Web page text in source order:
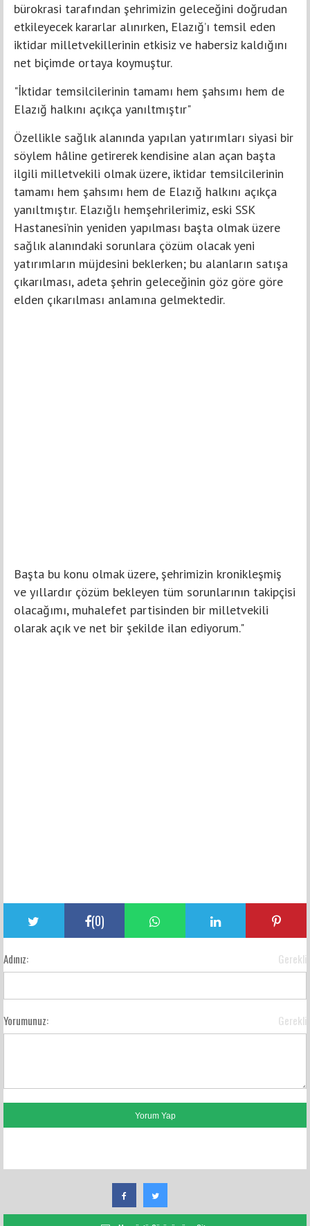
bürokrasi tarafından şehrimizin geleceğini doğrudan
etkileyecek kararlar alınırken, Elazığ’ı temsil eden
iktidar milletvekillerinin etkisiz ve habersiz kaldığını
net biçimde ortaya koymuştur.
"İktidar temsilcilerinin tamamı hem şahsımı hem de
Elazığ halkını açıkça yanıltmıştır"
Özellikle sağlık alanında yapılan yatırımları siyasi bir
söylem hâline getirerek kendisine alan açan başta
ilgili milletvekili olmak üzere, iktidar temsilcilerinin
tamamı hem şahsımı hem de Elazığ halkını açıkça
yanıltmıştır. Elazığlı hemşehrilerimiz, eski SSK
Hastanesi’nin yeniden yapılması başta olmak üzere
sağlık alanındaki sorunlara çözüm olacak yeni
yatırımların müjdesini beklerken; bu alanların satışa
çıkarılması, adeta şehrin geleceğinin göz göre göre
elden çıkarılması anlamına gelmektedir.
Başta bu konu olmak üzere, şehrimizin kronikleşmiş
ve yıllardır çözüm bekleyen tüm sorunlarının takipçisi
olacağımı, muhalefet partisinden bir milletvekili
olarak açık ve net bir şekilde ilan ediyorum."
(0)
Adınız: Gerekli
Yorumunuz: Gerekli